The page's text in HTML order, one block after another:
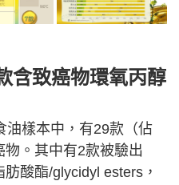
含致癌物環氧丙醇
油樣本中，有29款（佔
。其中有2款被驗出
肪酸酯/glycidyl esters，